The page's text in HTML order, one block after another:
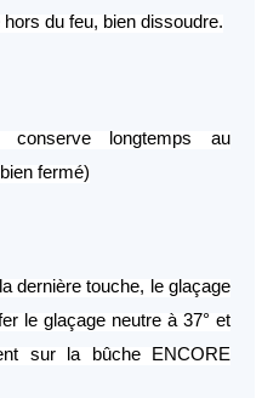
du feu, bien dissoudre.
longtemps au
fermé)
dernière touche, le glaçage
le glaçage neutre à 37° et
sur la bûche ENCORE